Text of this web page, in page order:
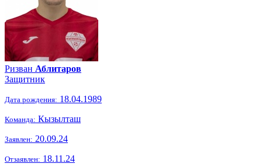
Ризван Аблитаров
Защитник
Дата рождения: 18.04.1989
Команда: Кызылташ
Заявлен: 20.09.24
Отзаявлен: 18.11.24